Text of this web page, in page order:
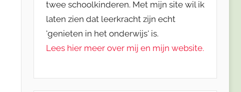
twee schoolkinderen. Met mijn site wil ik
laten zien dat leerkracht zijn echt
'genieten in het onderwijs' is.
Lees hier meer over mij en mijn website.